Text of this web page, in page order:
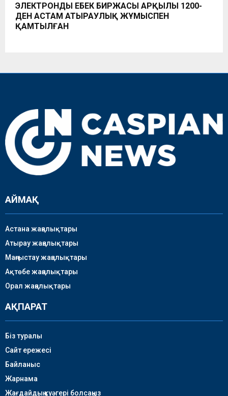
ЭЛЕКТРОНДЫ ЕҢБЕК БИРЖАСЫ АРҚЫЛЫ 1200-
ДЕН АСТАМ АТЫРАУЛЫҚ ЖҰМЫСПЕН
ҚАМТЫЛҒАН
АЙМАҚ
Астана жаңалықтары
Атырау жаңалықтары
Маңғыстау жаңалықтары
Ақтөбе жаңалықтары
Орал жаңалықтары
АҚПАРАТ
Біз туралы
Сайт ережесі
Байланыс
Жарнама
Жағдайдың куәгері болсаңыз